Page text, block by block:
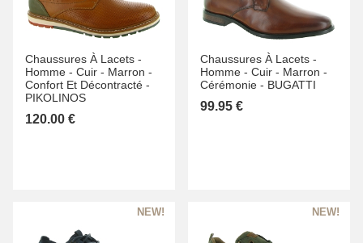
Chaussures À Lacets -
Homme - Cuir - Marron -
Confort Et Décontracté -
PIKOLINOS
120.00 €
Chaussures À Lacets -
Homme - Cuir - Marron -
Cérémonie - BUGATTI
99.95 €